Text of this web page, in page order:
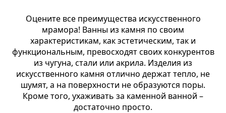
Оцените все преимущества искусственного
мрамора! Ванны из камня по своим
характеристикам, как эстетическим, так и
функциональным, превосходят своих конкурентов
из чугуна, стали или акрила. Изделия из
искусственного камня отлично держат тепло, не
шумят, а на поверхности не образуются поры.
Кроме того, ухаживать за каменной ванной –
достаточно просто.